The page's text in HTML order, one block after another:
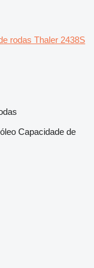
rodas Thaler 2438S
Capacidade de